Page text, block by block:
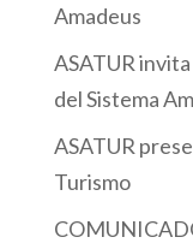
Amadeus
ASATUR
del Sistema
ASATUR
Turismo